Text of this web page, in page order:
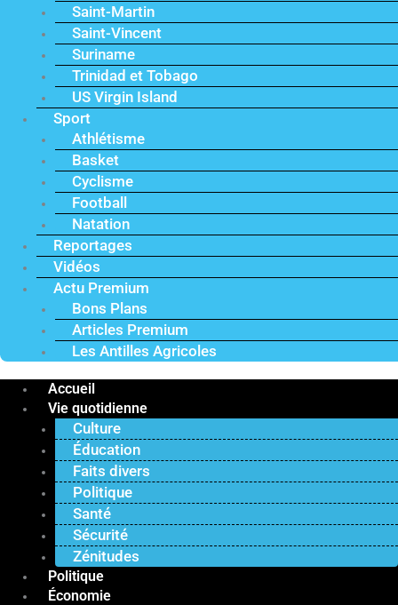
Saint-Martin
Saint-Vincent
Suriname
Trinidad et Tobago
US Virgin Island
Sport
Athlétisme
Basket
Cyclisme
Football
Natation
Reportages
Vidéos
Actu Premium
Bons Plans
Articles Premium
Les Antilles Agricoles
Accueil
Vie quotidienne
Culture
Éducation
Faits divers
Politique
Santé
Sécurité
Zénitudes
Politique
Économie